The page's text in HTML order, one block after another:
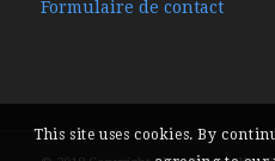
Formulaire de contact
This site uses cookies. By